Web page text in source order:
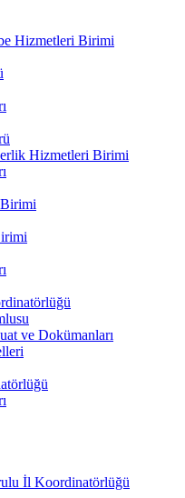
Hizmetleri Birimi
Hizmetleri Birimi
ve Dokümanları
İl Koordinatörlüğü